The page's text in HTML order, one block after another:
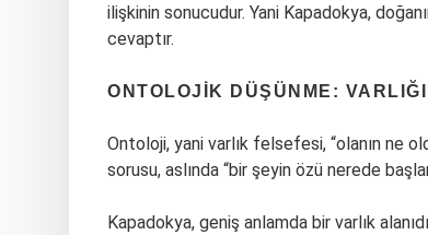
ilişkinin sonucudur. Yani Kapadokya,
cevaptır.
ONTOLOJIK DÜŞÜNME:
Ontoloji, yani varlık felsefesi, “olanın ne
sorusu, aslında “bir şeyin özü nerede
Kapadokya, geniş anlamda bir varlık